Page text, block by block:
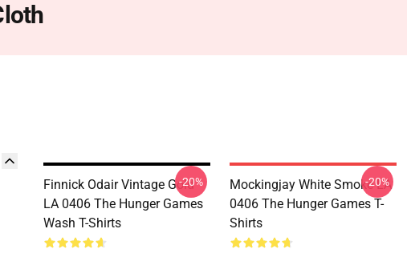
Finnick Odair Vintage Gold
LA 0406 The Hunger Games
Wash T-Shirts
-20%
Mockingjay White Smoke LA
0406 The Hunger Games T-
Shirts
-20%